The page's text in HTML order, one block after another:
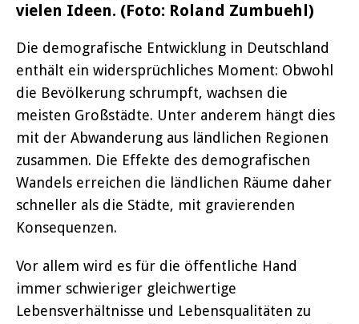
vielen Ideen. (Foto: Roland Zumbuehl)
Die demografische Entwicklung in Deutschland
enthält ein widersprüchliches Moment: Obwohl
die Bevölkerung schrumpft, wachsen die
meisten Großstädte. Unter anderem hängt dies
mit der Abwanderung aus ländlichen Regionen
zusammen. Die Effekte des demografischen
Wandels erreichen die ländlichen Räume daher
schneller als die Städte, mit gravierenden
Konsequenzen.
Vor allem wird es für die öffentliche Hand
immer schwieriger gleichwertige
Lebensverhältnisse und Lebensqualitäten zu